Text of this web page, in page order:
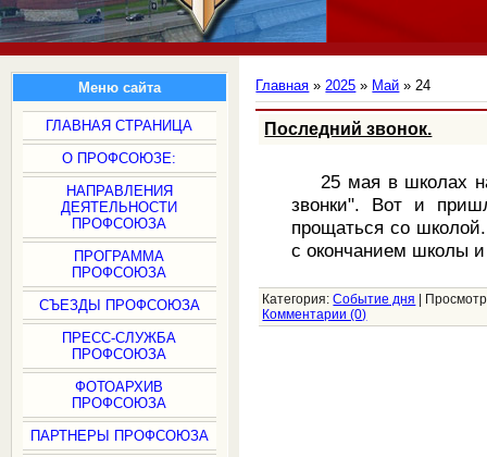
Меню сайта
ГЛАВНАЯ СТРАНИЦА
О ПРОФСОЮЗЕ:
НАПРАВЛЕНИЯ
ДЕЯТЕЛЬНОСТИ
ПРОФСОЮЗА
ПРОГРАММА
ПРОФСОЮЗА
СЪЕЗДЫ ПРОФСОЮЗА
ПРЕСС-СЛУЖБА
ПРОФСОЮЗА
ФОТОАРХИВ
ПРОФСОЮЗА
ПАРТНЕРЫ ПРОФСОЮЗА
Главная »2025 » Май » 24
Последний звонок.
25 мая в школах
звонки". Вот и
прощаться со
с окончанием школы
Категория: Событие дня
Комментарии (0)